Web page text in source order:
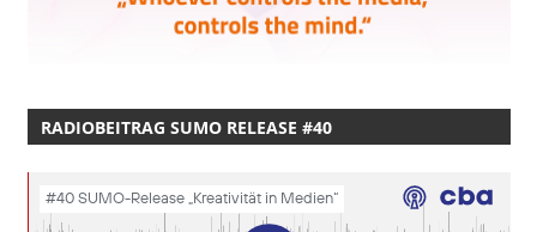
RADIOBEITRAG SUMO RELEASE #40